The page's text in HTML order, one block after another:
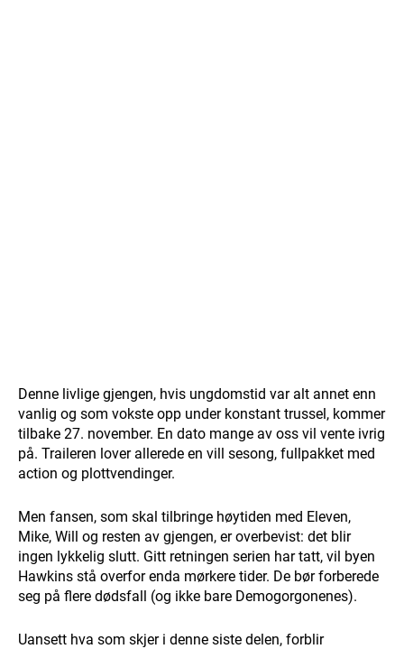
Denne livlige gjengen, hvis ungdomstid var alt annet enn
vanlig og som vokste opp under konstant trussel, kommer
tilbake 27. november. En dato mange av oss vil vente ivrig
på. Traileren lover allerede en vill sesong, fullpakket med
action og plottvendinger.
Men fansen, som skal tilbringe høytiden med Eleven,
Mike, Will og resten av gjengen, er overbevist: det blir
ingen lykkelig slutt. Gitt retningen serien har tatt, vil byen
Hawkins stå overfor enda mørkere tider. De bør forberede
seg på flere dødsfall (og ikke bare Demogorgonenes).
Uansett hva som skjer i denne siste delen, forblir